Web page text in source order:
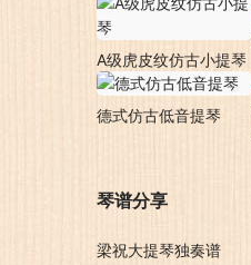
A级虎皮纹仿古小提琴
德式仿古低音提琴
琴谱分享
梁祝大提琴独奏谱